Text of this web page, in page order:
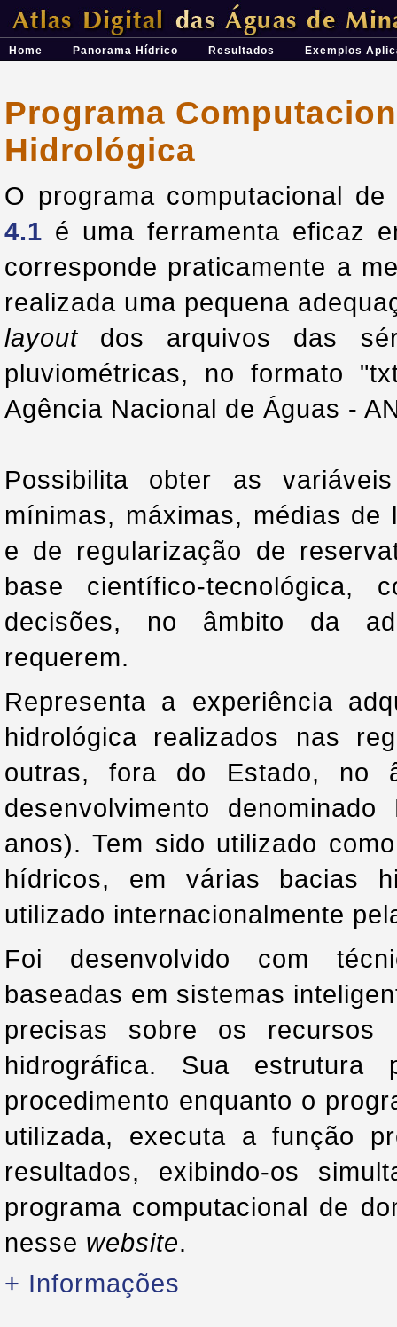
Átlas Digital das Águas de Minas - Uma ferramenta para o
Home Panorama Hídrico Resultados Exemplos
Programa
Hidrológica
O programa computacional
4.1 é uma ferramenta eficaz
corresponde praticamente a
realizada uma pequena
layout dos arquivos das
pluviométricas, no formato
Agência Nacional de Águas -
Possibilita obter as
mínimas, máximas, médias
e de regularização de
base científico-
decisões, no âmbito da
requerem.
Representa a experiência
hidrológica realizados nas
outras, fora do Estado, no
desenvolvimento denominado
anos). Tem sido utilizado
hídricos, em várias bacias
utilizado internacionalmente
Foi desenvolvido com
baseadas em sistemas
precisas sobre os recursos
hidrográfica. Sua estrutura
procedimento enquanto o
utilizada, executa a função
resultados, exibindo-os
programa computacional de
nesse website.
+ Informações